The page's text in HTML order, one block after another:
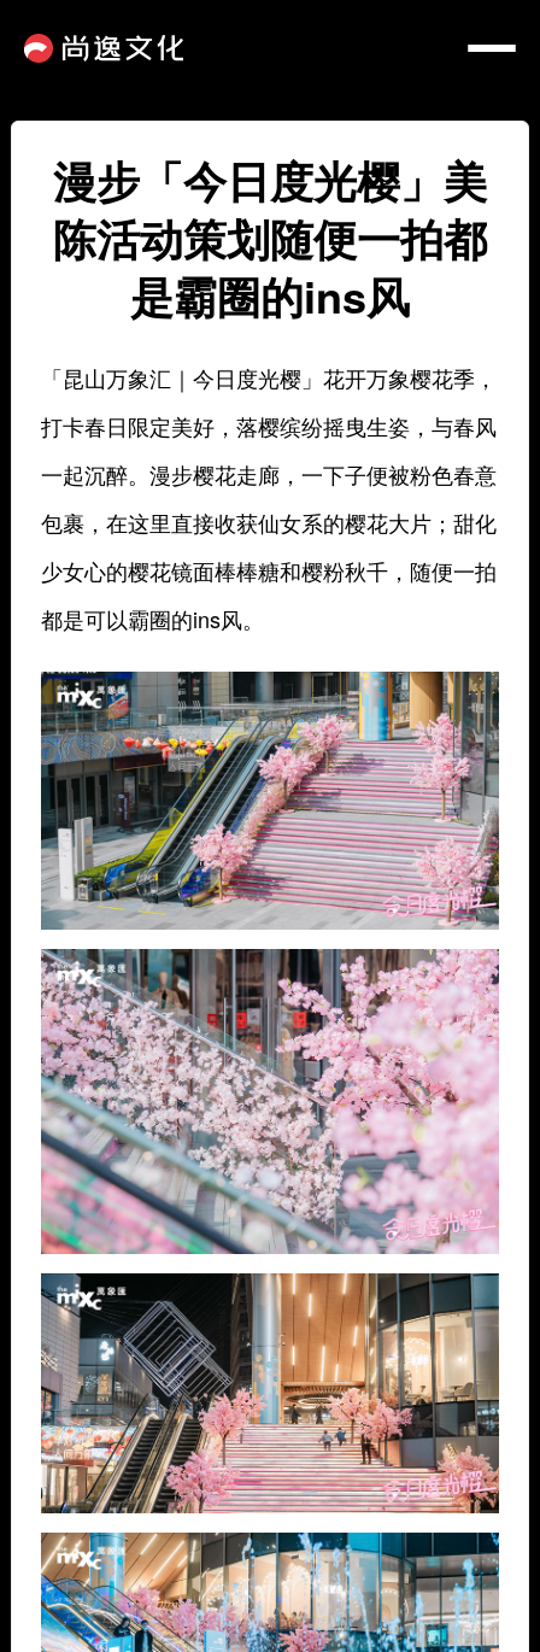
漫步「今日度光樱」美
陈活动策划随便一拍都
是霸圈的ins风
「昆山万象汇｜今日度光樱」花开万象樱花季，
打卡春日限定美好，落樱缤纷摇曳生姿，与春风
一起沉醉。漫步樱花走廊，一下子便被粉色春意
包裹，在这里直接收获仙女系的樱花大片；甜化
少女心的樱花镜面棒棒糖和樱粉秋千，随便一拍
都是可以霸圈的ins风。